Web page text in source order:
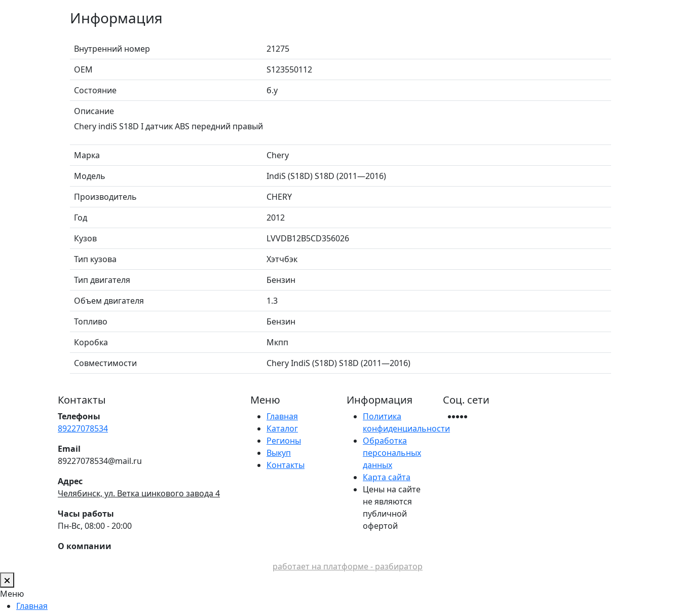
Информация
Внутренний номер
21275
ОЕМ
S123550112
Состояние
б.у
Описание
Chery indiS S18D I датчик ABS передний правый
Марка
Chery
Модель
IndiS (S18D) S18D (2011—2016)
Производитель
CHERY
Год
2012
Кузов
LVVDB12B5CD356026
Тип кузова
Хэтчбэк
Тип двигателя
Бензин
Объем двигателя
1.3
Топливо
Бензин
Коробка
Мкпп
Совместимости
Chery IndiS (S18D) S18D (2011—2016)
Контакты
Телефоны
89227078534
Email
89227078534@mail.ru
Адрес
Челябинск, ул. Ветка цинкового завода 4
Часы работы
Пн-Вс, 08:00 - 20:00
О компании
Меню
Главная
Каталог
Регионы
Выкуп
Контакты
Информация
Политика
конфиденциальности
Обработка
персональных
данных
Карта сайта
Цены на сайте
не являются
публичной
офертой
Соц. сети
работает на платформе - разбиратор
Меню
Главная